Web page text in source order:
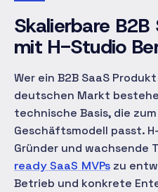
Skalierbare
mit H-Studio
Wer ein B2B SaaS
deutschen Markt
technische Basis, die
Geschäftsmodell passt.
Gründer und wachsende
ready SaaS MVPs zu
Betrieb und konkrete